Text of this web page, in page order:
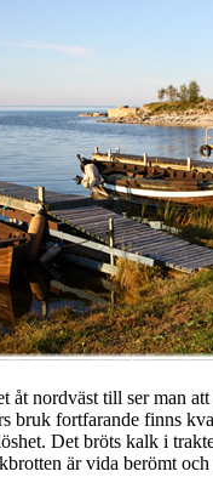
åt nordväst till ser man
bruk fortfarande finns
Det bröts kalk i
är vida berömt